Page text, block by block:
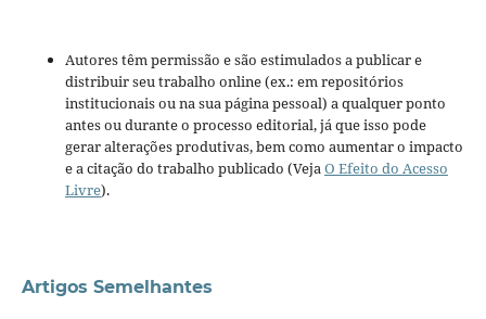
Autores têm permissão e são estimulados a publicar e
distribuir seu trabalho online (ex.: em repositórios
institucionais ou na sua página pessoal) a qualquer ponto
antes ou durante o processo editorial, já que isso pode
gerar alterações produtivas, bem como aumentar o impacto
e a citação do trabalho publicado (VejaO Efeito do Acesso
Livre).
Artigos Semelhantes